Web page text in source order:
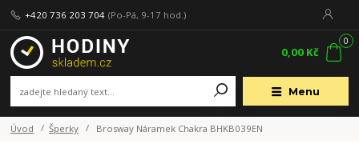
Menu
+420 736 203 704 (Po-Pá, 9-17 hod.)
0
0,00 Kč
Úvod Šperky Brosway Náramek Chakra BHKB039EN